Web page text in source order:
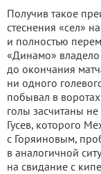
Получив такое
стеснения «сел»
и полностью
«Динамо»
до окончания
ни одного
побывал в
голы засчитаны
Гусев, которого
с Горяиновым,
в аналогичной
на свидание с